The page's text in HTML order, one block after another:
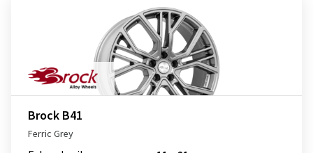
Brock B41
Ferric Grey